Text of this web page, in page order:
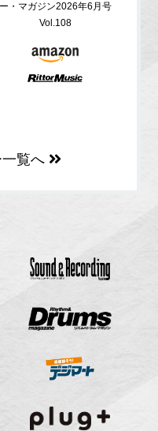
ー・マガジン2026年6月号
Vol.108
覧へ